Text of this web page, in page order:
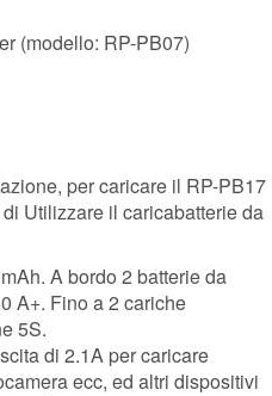
(modello: RP-PB07)
per caricare il RP-PB17
Utilizzare il caricabatterie da
A bordo 2 batterie da
A+. Fino a 2 cariche
5S.
di 2.1A per caricare
ecc, ed altri dispositivi